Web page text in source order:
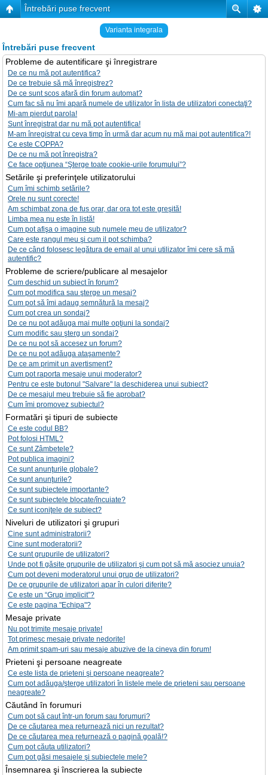
Întrebări puse frecvent
Varianta integrala
Întrebări puse frecvent
Probleme de autentificare şi înregistrare
De ce nu mă pot autentifica?
De ce trebuie să mă înregistrez?
De ce sunt scos afară din forum automat?
Cum fac să nu îmi apară numele de utilizator în lista de utilizatori conectaţi?
Mi-am pierdut parola!
Sunt înregistrat dar nu mă pot autentifica!
M-am înregistrat cu ceva timp în urmă dar acum nu mă mai pot autentifica?!
Ce este COPPA?
De ce nu mă pot înregistra?
Ce face opţiunea “Şterge toate cookie-urile forumului”?
Setările şi preferinţele utilizatorului
Cum îmi schimb setările?
Orele nu sunt corecte!
Am schimbat zona de fus orar, dar ora tot este greşită!
Limba mea nu este în listă!
Cum pot afişa o imagine sub numele meu de utilizator?
Care este rangul meu şi cum il pot schimba?
De ce când folosesc legătura de email al unui utilizator îmi cere să mă
autentific?
Probleme de scriere/publicare al mesajelor
Cum deschid un subiect în forum?
Cum pot modifica sau şterge un mesaj?
Cum pot să îmi adaug semnătură la mesaj?
Cum pot crea un sondaj?
De ce nu pot adăuga mai multe opţiuni la sondaj?
Cum modific sau şterg un sondaj?
De ce nu pot să accesez un forum?
De ce nu pot adăuga ataşamente?
De ce am primit un avertisment?
Cum pot raporta mesaje unui moderator?
Pentru ce este butonul "Salvare" la deschiderea unui subiect?
De ce mesajul meu trebuie să fie aprobat?
Cum îmi promovez subiectul?
Formatări şi tipuri de subiecte
Ce este codul BB?
Pot folosi HTML?
Ce sunt Zâmbetele?
Pot publica imagini?
Ce sunt anunţurile globale?
Ce sunt anunţurile?
Ce sunt subiectele importante?
Ce sunt subiectele blocate/încuiate?
Ce sunt iconiţele de subiect?
Niveluri de utilizatori şi grupuri
Cine sunt administratorii?
Cine sunt moderatorii?
Ce sunt grupurile de utilizatori?
Unde pot fi găsite grupurile de utilizatori şi cum pot să mă asociez unuia?
Cum pot deveni moderatorul unui grup de utilizatori?
De ce grupurile de utilizatori apar în culori diferite?
Ce este un “Grup implicit”?
Ce este pagina "Echipa"?
Mesaje private
Nu pot trimite mesaje private!
Tot primesc mesaje private nedorite!
Am primit spam-uri sau mesaje abuzive de la cineva din forum!
Prieteni şi persoane neagreate
Ce este lista de prieteni şi persoane neagreate?
Cum pot adăuga/şterge utilizatori în listele mele de prieteni sau persoane
neagreate?
Căutând în forumuri
Cum pot să caut într-un forum sau forumuri?
De ce căutarea mea returnează nici un rezultat?
De ce căutarea mea returnează o pagină goală!?
Cum pot căuta utilizatori?
Cum pot găsi mesajele şi subiectele mele?
Însemnarea şi înscrierea la subiecte